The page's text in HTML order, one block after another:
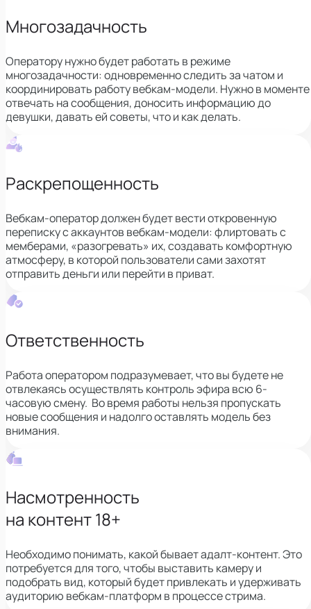
Многозадачность
Оператору нужно будет работать в режиме
многозадачности: одновременно следить за чатом и
координировать работу вебкам-модели. Нужно в моменте
отвечать на сообщения, доносить информацию до
девушки, давать ей советы, что и как делать.
Раскрепощенность
Вебкам-оператор должен будет вести откровенную
переписку с аккаунтов вебкам-модели: флиртовать с
мемберами, «разогревать» их, создавать комфортную
атмосферу, в которой пользователи сами захотят
отправить деньги или перейти в приват.
Ответственность
Работа оператором подразумевает, что вы будете не
отвлекаясь осуществлять контроль эфира всю 6-
часовую смену. Во время работы нельзя пропускать
новые сообщения и надолго оставлять модель без
внимания.
Насмотренность
на контент 18+
Необходимо понимать, какой бывает адалт-контент. Это
потребуется для того, чтобы выставить камеру и
подобрать вид, который будет привлекать и удерживать
аудиторию вебкам-платформ в процессе стрима.